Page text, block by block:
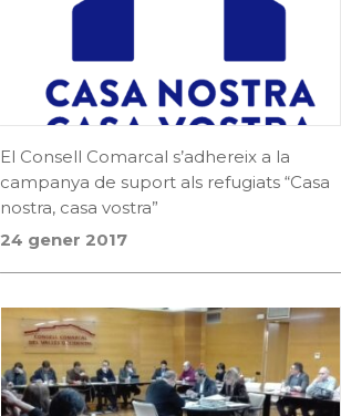
El Consell Comarcal s’adhereix a la
campanya de suport als refugiats “Casa
nostra, casa vostra”
24 gener 2017